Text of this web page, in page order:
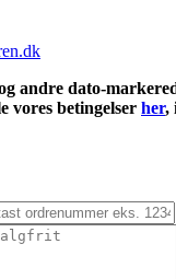
andre dato-
vores betingelser her,